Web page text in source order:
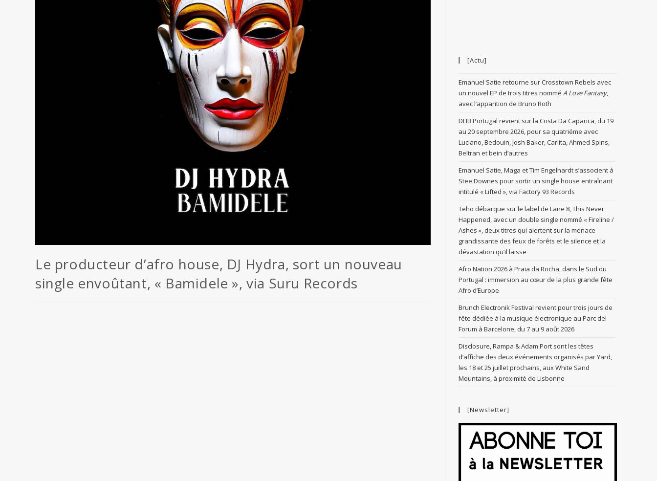
Le producteur d’afro house, DJ Hydra, sort un nouveau
single envoûtant, « Bamidele », via Suru Records
[Actu]
Emanuel Satie retourne sur Crosstown Rebels avec
un nouvel EP de trois titres nommé A Love Fantasy,
avec l’apparition de Bruno Roth
DHB Portugal revient sur la Costa Da Caparica, du 19
au 20 septembre 2026, pour sa quatriéme avec
Luciano, Bedouin, Josh Baker, Carlita, Ahmed Spins,
Beltran et bein d’autres
Emanuel Satie, Maga et Tim Engelhardt s’associent à
Stee Downes pour sortir un single house entraînant
intitulé « Lifted », via Factory 93 Records
Teho débarque sur le label de Lane 8, This Never
Happened, avec un double single nommé « Fireline /
Ashes », deux titres qui alertent sur la menace
grandissante des feux de forêts et le silence et la
dévastation qu’il laisse
Afro Nation 2026 à Praia da Rocha, dans le Sud du
Portugal : immersion au cœur de la plus grande fête
Afro d’Europe
Brunch Electronik Festival revient pour trois jours de
fête dédiée à la musique électronique au Parc del
Forum à Barcelone, du 7 au 9 août 2026
Disclosure, Rampa & Adam Port sont les têtes
d’affiche des deux événements organisés par Yard,
les 18 et 25 juillet prochains, aux White Sand
Mountains, à proximité de Lisbonne
[Newsletter]